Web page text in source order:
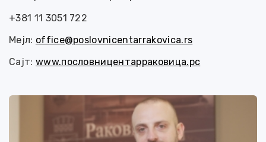
+381 11 3051 722
Мејл: office@poslovnicentarrakovica.rs
Сајт: www.пословницентарраковица.рс